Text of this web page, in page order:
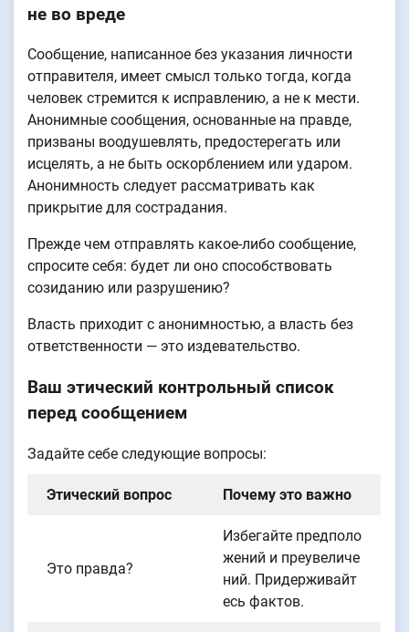
не во вреде
Сообщение, написанное без указания личности
отправителя, имеет смысл только тогда, когда
человек стремится к исправлению, а не к мести.
Анонимные сообщения, основанные на правде,
призваны воодушевлять, предостерегать или
исцелять, а не быть оскорблением или ударом.
Анонимность следует рассматривать как
прикрытие для сострадания.
Прежде чем отправлять какое-либо сообщение,
спросите себя: будет ли оно способствовать
созиданию или разрушению?
Власть приходит с анонимностью, а власть без
ответственности — это издевательство.
Ваш этический контрольный список
перед сообщением
Задайте себе следующие вопросы:
Этический вопрос Почему это важно
Это правда?
Избегайте предполо
жений и преувеличе
ний. Придерживайт
есь фактов.